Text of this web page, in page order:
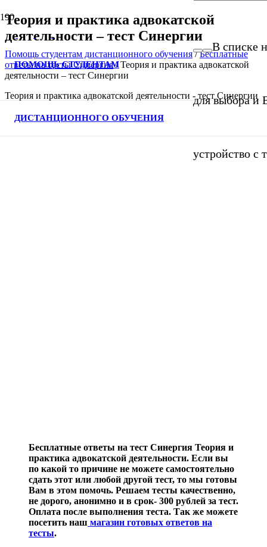
ПОМОЩЬ СТУДЕНТАМ
ДИСТАНЦИОННОГО ОБУЧЕНИЯ
В списке
для выбора и
устройство с
Теория и практика адвокатской
деятельности – тест Синергии
Помощь студентам дистанционного обучения/Бесплатные
ответы на тесты Синергия/Теория и практика адвокатской
деятельности – тест Синергии
Теория и практика адвокатской деятельности - тест Синергии
Бесплатные ответы на тест Синергия Теория и
практика адвокатской деятельности. Если вы
по какой то причине не можете самостоятельно
сдать этот или любой другой тест, то мы готовы
Вам в этом помочь. Решаем тесты качественно,
не дорого, анонимно и в срок- 300 рублей за тест.
Оплата после выполнения теста. Так же можете
посетить наш магазин готовых ответов на
тесты.